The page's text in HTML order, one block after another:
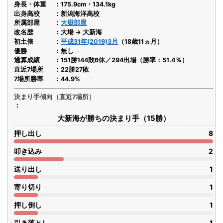
身長・体重
175.9cm・134.1kg
出身高校
新潟海洋高校
所属部屋
大嶽部屋
改名歴
大場 → 大新海
初土俵
平成31年(2019)3月
（18歳11ヵ月）
優勝
無し
通算成績
151勝144敗6休／294出場（勝率：51.4％）
直近7場所
22勝27敗
7場所勝率
44.9%
決まり手傾向（直近7場所）
大新海が勝ちの決まり手（15勝）
押し出し 8
叩き込み 2
送り出し 1
寄り切り 1
押し倒し 1